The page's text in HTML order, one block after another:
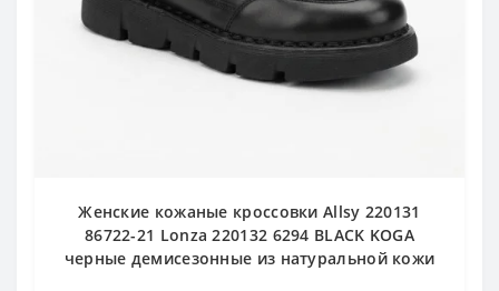
Женские кожаные кроссовки Allsy 220131
86722-21 Lonza 220132 6294 BLACK KOGA
черные демисезонные из натуральной кожи